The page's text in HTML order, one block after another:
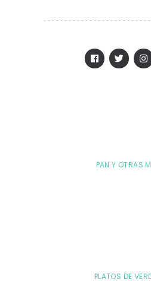
PAN Y OTRAS
PLATOS DE